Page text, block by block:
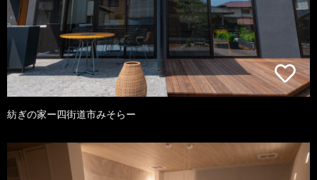
紡ぎの家ー四街道市みそらー